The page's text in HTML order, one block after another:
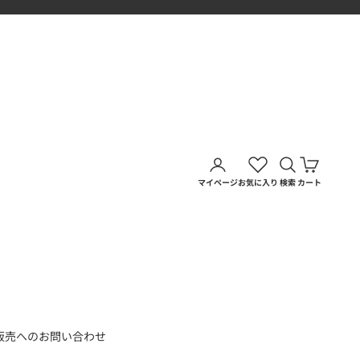
売へのお問い合わせ
アカウントページに移動す
マイページお気に入り
検索を開く
検索
カートを
カート